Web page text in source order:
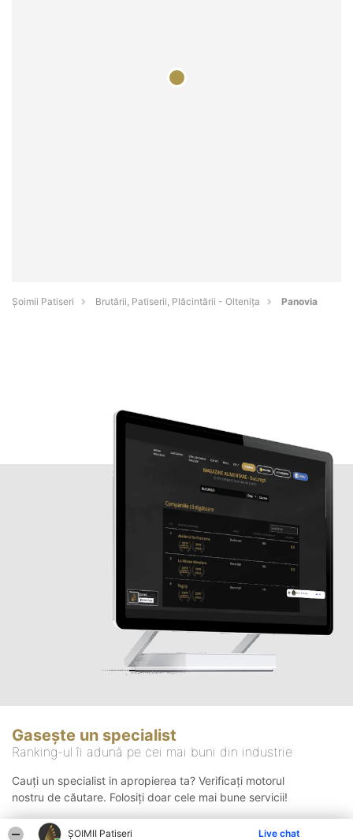
ȘOIMII Patiseri Live chat
Șoimii Patiseri Brutării, Patiserii, Plăcintării - Olteniţa Panovia
Gasește un specialist
Ranking-ul îi adună pe cei mai buni din industrie
Cauți un specialist in apropierea ta? Verificați motorul
nostru de căutare. Folosiți doar cele mai bune servicii!